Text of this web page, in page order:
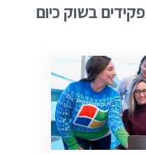
בשוק כיום